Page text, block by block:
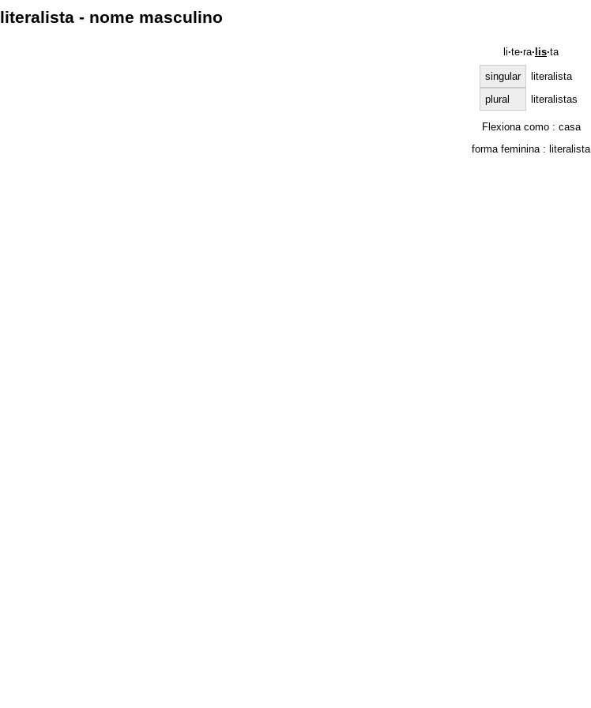
literalista - nome masculino
li·te·ra· lis·ta
singular
literalista
plural
literalistas
Flexiona como : casa
forma feminina : literalista